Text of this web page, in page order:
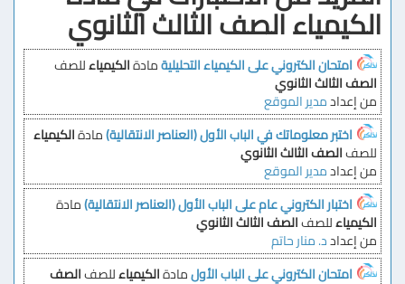
الكيمياء الصف الثالث الثانوي
امتحان الكتروني على الكيمياء التحليليةمادةالكيمياءللصف
الصف الثالث الثانوي
من إعدادمدير الموقع
اختبر معلوماتك في الباب الأول (العناصر الانتقالية)مادةالكيمياء
للصفالصف الثالث الثانوي
من إعدادمدير الموقع
اختبار الكتروني عام على الباب الأول (العناصر الانتقالية)مادة
الكيمياءللصفالصف الثالث الثانوي
من إعدادد. منار حاتم
امتحان الكتروني على الباب الأولمادةالكيمياءللصفالصف